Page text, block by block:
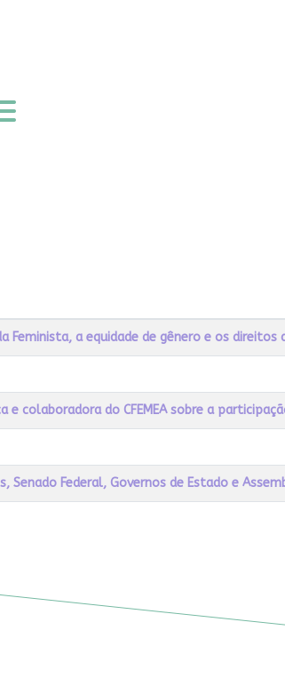
Feminista, a equidade de gênero e os direitos
colaboradora do CFEMEA sobre a
Federal, Governos de Estado e